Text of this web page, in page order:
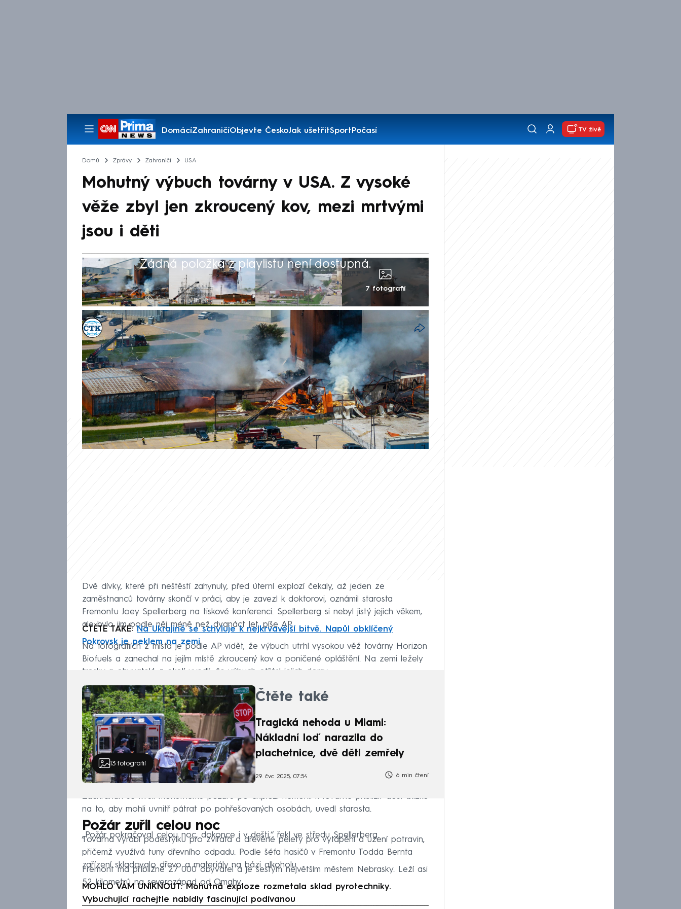
DomácíZahraničíObjevte ČeskoJak ušetřitSportPočasí
Pořady
TV živě
Domů Zprávy Zahraničí USA
Mohutný výbuch továrny v USA. Z vysoké
věže zbyl jen zkroucený kov, mezi mrtvými
jsou i děti
Žádná položka z playlistu není dostupná.
7 fotografií
ČTK
Akt. 30. čvc 2025, 19:06• 30. čvc 2025, 18:43
Americké úřady potvrdily smrt dvou dětí a jednoho dospělého, kteří
byli pohřešovaní po mohutné explozi v továrně na biopaliva ve městě
Fremont ve státě Nebraska, píše agentura AP. Hasiči na místě bojovali
s plameny a kouřem téměř celý den.
Dvě dívky, které při neštěstí zahynuly, před úterní explozí čekaly, až jeden ze
zaměstnanců továrny skončí v práci, aby je zavezl k doktorovi, oznámil starosta
Fremontu Joey Spellerberg na tiskové konferenci. Spellerberg si nebyl jistý jejich věkem,
ale bylo jim podle něj méně než dvanáct let, píše AP.
ČTĚTE TAKÉ:Na Ukrajině se schyluje k nejkrvavější bitvě. Napůl obklíčený
Pokrovsk je peklem na zemi
Na fotografiích z místa je podle AP vidět, že výbuch utrhl vysokou věž továrny Horizon
Biofuels a zanechal na jejím místě zkroucený kov a poničené opláštění. Na zemi ležely
trosky a obyvatelé z okolí uvedli, že výbuch otřásl jejich domy.
13 fotografií
Čtěte také
Tragická nehoda u Miami:
Nákladní loď narazila do
plachetnice, dvě děti zemřely
29. čvc 2025, 07:54 6 min čtení
Záchranáři se kvůli mohutnému požáru po explozi nemohli k továrně přiblížit dost blízko
na to, aby mohli uvnitř pátrat po pohřešovaných osobách, uvedl starosta.
Požár zuřil celou noc
„Požár pokračoval celou noc, dokonce i v dešti,“ řekl ve středu Spellerberg.
Továrna vyrábí podestýlku pro zvířata a dřevěné pelety pro vytápění a uzení potravin,
přičemž využívá tuny dřevního odpadu. Podle šéfa hasičů v Fremontu Todda Bernta
zařízení skladovalo dřevo a materiály na bázi alkoholu.
Fremont má přibližně 27 000 obyvatel a je šestým největším městem Nebrasky. Leží asi
52 kilometrů na severozápad od Omahy.
MOHLO VÁM UNIKNOUT: Mohutná exploze rozmetala sklad pyrotechniky.
Vybuchující rachejtle nabídly fascinující podívanou